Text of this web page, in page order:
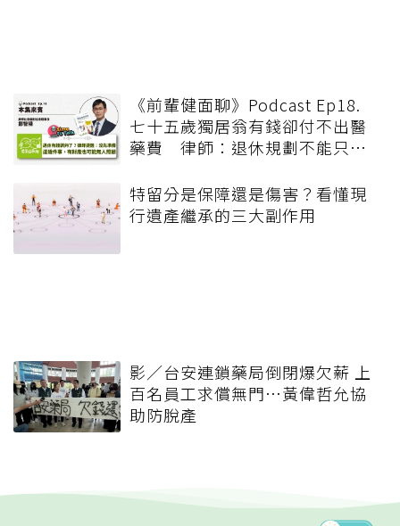
《前輩健面聊》Podcast Ep18.
七十五歲獨居翁有錢卻付不出醫
藥費 律師：退休規劃不能只有
特留分是保障還是傷害？看懂現
行遺產繼承的三大副作用
影／台安連鎖藥局倒閉爆欠薪 上
百名員工求償無門…黃偉哲允協
助防脫產